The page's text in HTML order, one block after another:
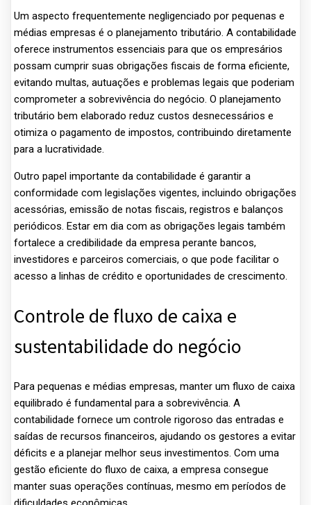
Um aspecto frequentemente negligenciado por pequenas e
médias empresas é o planejamento tributário. A contabilidade
oferece instrumentos essenciais para que os empresários
possam cumprir suas obrigações fiscais de forma eficiente,
evitando multas, autuações e problemas legais que poderiam
comprometer a sobrevivência do negócio. O planejamento
tributário bem elaborado reduz custos desnecessários e
otimiza o pagamento de impostos, contribuindo diretamente
para a lucratividade.
Outro papel importante da contabilidade é garantir a
conformidade com legislações vigentes, incluindo obrigações
acessórias, emissão de notas fiscais, registros e balanços
periódicos. Estar em dia com as obrigações legais também
fortalece a credibilidade da empresa perante bancos,
investidores e parceiros comerciais, o que pode facilitar o
acesso a linhas de crédito e oportunidades de crescimento.
Controle de fluxo de caixa e
sustentabilidade do negócio
Para pequenas e médias empresas, manter um fluxo de caixa
equilibrado é fundamental para a sobrevivência. A
contabilidade fornece um controle rigoroso das entradas e
saídas de recursos financeiros, ajudando os gestores a evitar
déficits e a planejar melhor seus investimentos. Com uma
gestão eficiente do fluxo de caixa, a empresa consegue
manter suas operações contínuas, mesmo em períodos de